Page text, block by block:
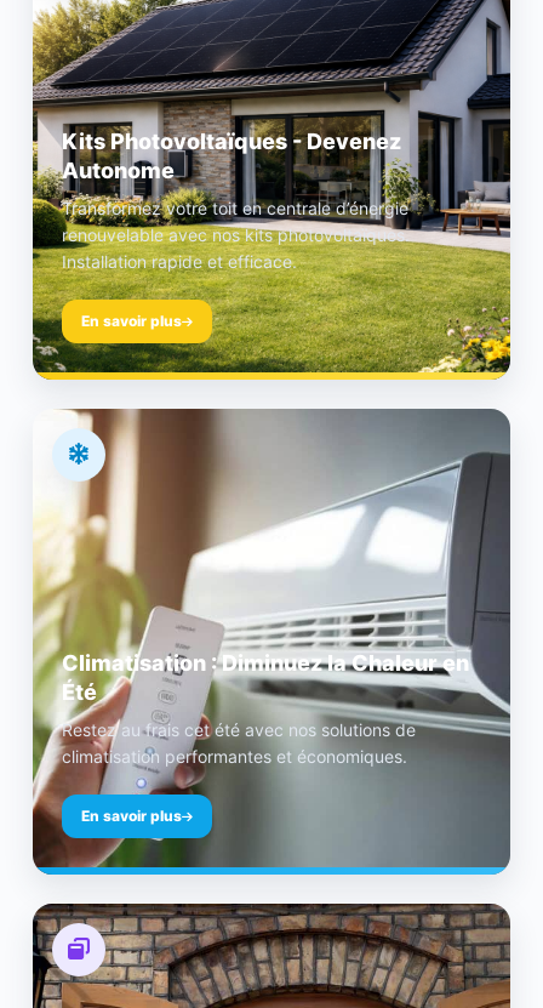
Kits Photovoltaïques - Devenez
Autonome
Transformez votre toit en centrale d’énergie
renouvelable avec nos kits photovoltaïques.
Installation rapide et efficace.
En savoir plus
Climatisation : Diminuez la Chaleur en
Été
Restez au frais cet été avec nos solutions de
climatisation performantes et économiques.
En savoir plus